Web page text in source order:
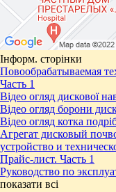
Інформ. сторінки
Повообрабатываемая
Часть 1
Відео огляд дискової
Відео огляд борони
Відео огляд котка
Агрегат дисковый
устройство и
Прайс-лист. Часть 1
Руководство по
показати всі